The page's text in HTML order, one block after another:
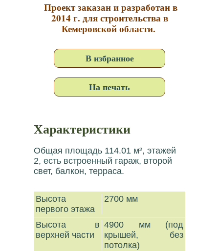
Проект заказан и разработан в
2014 г. для строительства в
Кемеровской области.
В избранное
На печать
Характеристики
Общая площадь 114.01 м², этажей
2, есть встроенный гараж, второй
свет, балкон, терраса.
Высота
первого этажа
2700 мм
Высота в
верхней части
4900 мм (под
крышей, без
потолка)